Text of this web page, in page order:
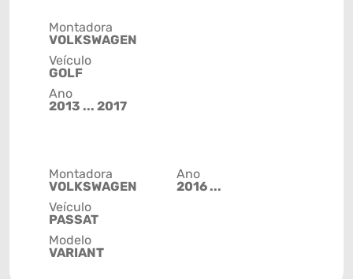
Montadora
VOLKSWAGEN
Veículo
GOLF
Ano
2013 ... 2017
Montadora
VOLKSWAGEN
Veículo
PASSAT
Modelo
VARIANT
Ano
2016 ...